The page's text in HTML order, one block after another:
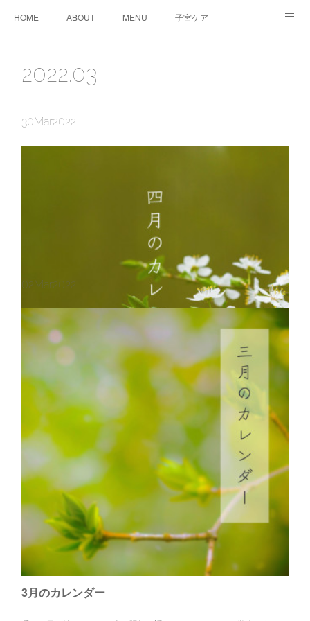
HOME ABOUT MENU 子宮ケア
CONTACT AMEBLO
2022.03
30Mar2022
4月のカレンダー
こんばんは😊春休み、みなさまいかがお過ごしですか？四月のカレンダ
ーを更新しましたのでお知らせいたします。現時点での予定は以下の通
りです。▲▽▲▽▲▽▲▽▲▽▲▽▲▽▲▽▲▽▲▽▲▽▲▽▲▽◉…
02Mar2022
3月のカレンダー